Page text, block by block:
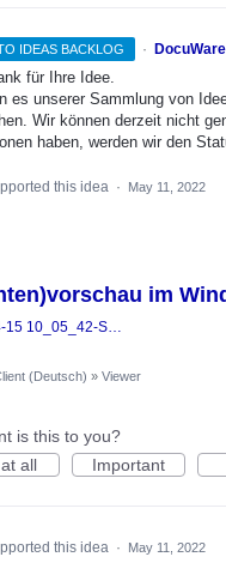
IDEAS BACKLOG ·
für Ihre Idee.
es unserer Sammlung von
Wir können derzeit nicht
haben, werden wir den
this idea · May 11, 2022
im
2020-04-15 10_05_42-Support - Posteingang - Support - Outlook.png
(Deutsch) » Viewer
is this to you?
all
Important
this idea · May 11, 2022